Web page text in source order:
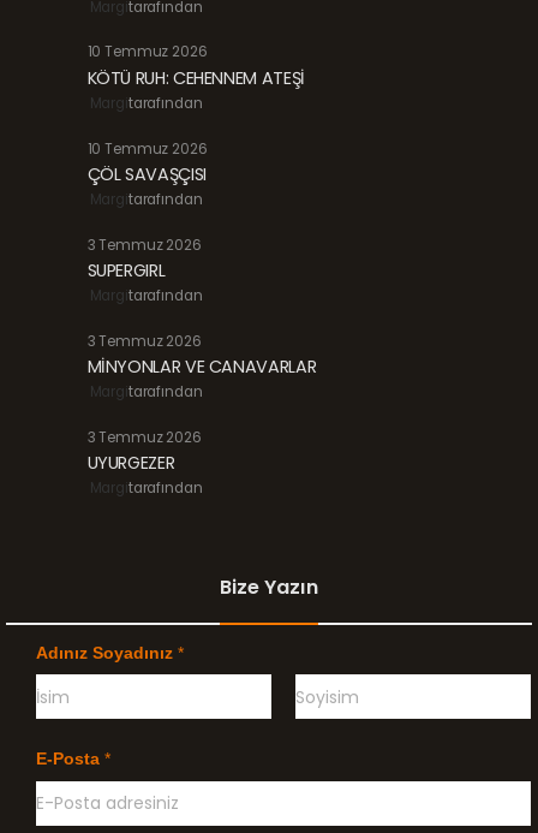
Margitarafından
10 Temmuz 2026
KÖTÜ RUH: CEHENNEM ATEŞİ
Margitarafından
10 Temmuz 2026
ÇÖL SAVAŞÇISI
Margitarafından
3 Temmuz 2026
SUPERGIRL
Margitarafından
3 Temmuz 2026
MİNYONLAR VE CANAVARLAR
Margitarafından
3 Temmuz 2026
UYURGEZER
Margitarafından
Bize Yazın
Adınız Soyadınız *
c
e
i
e
E-Posta *